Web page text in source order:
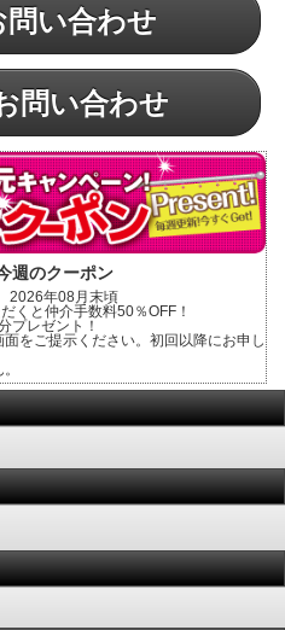
い合わせ
問い合わせ
週のクーポン
2026年08月末頃
くと仲介手数料50％OFF！
プレゼント！
をご提示ください。初回以降にお申し